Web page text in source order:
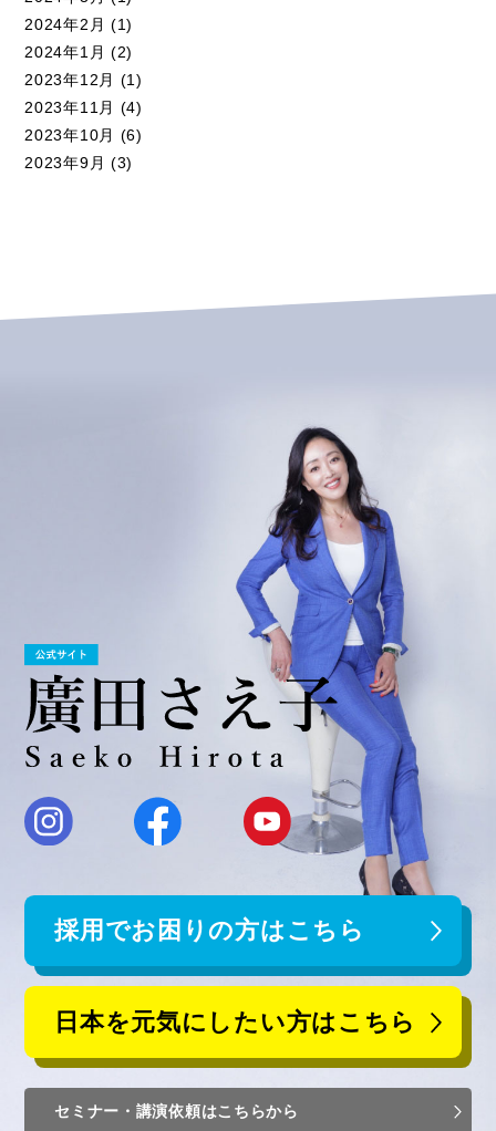
2024年2月 (1)
2024年1月 (2)
2023年12月 (1)
2023年11月 (4)
2023年10月 (6)
2023年9月 (3)
採用でお困りの方はこちら
日本を元気にしたい方はこちら
セミナー・講演依頼はこちらから